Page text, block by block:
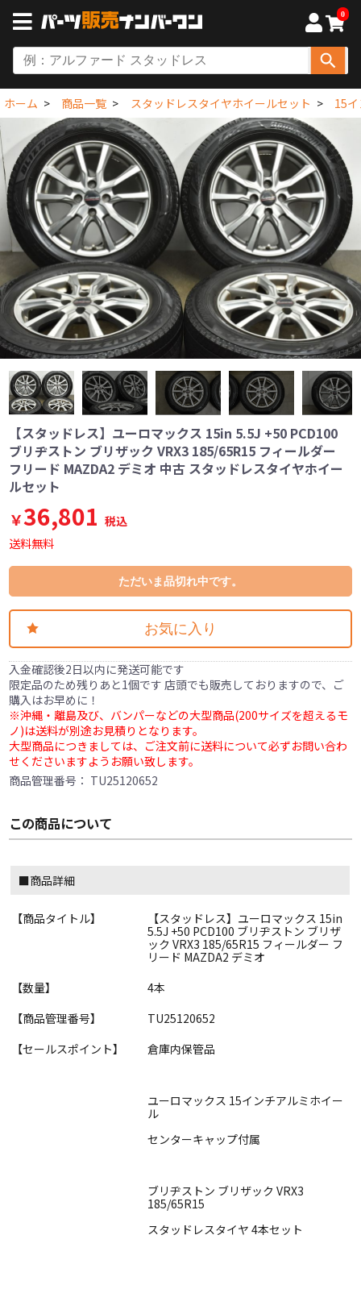
0
ホーム 商品一覧 スタッドレスタイヤホイールセット 15
【スタッドレス】ユーロマックス 15in 5.5J +50 PCD100
ブリヂストン ブリザック VRX3 185/65R15 フィールダー
フリード MAZDA2 デミオ 中古 スタッドレスタイヤホイー
ルセット
￥36,801 税込
送料無料
ただいま品切れ中です。
お気に入り
入金確認後2日以内に発送可能です
限定品のため残りあと1個です 店頭でも販売しておりますので、ご
購入はお早めに！
※沖縄・離島及び、バンパーなどの大型商品(200サイズを超えるモ
ノ)は送料が別途お見積りとなります。
大型商品につきましては、ご注文前に送料について必ずお問い合わ
せくださいますようお願い致します。
商品管理番号： TU25120652
この商品について
■商品詳細
【商品タイトル】
【スタッドレス】ユーロマックス 15in
5.5J +50 PCD100 ブリヂストン ブリザ
ック VRX3 185/65R15 フィールダー フ
リード MAZDA2 デミオ
【数量】
4本
【商品管理番号】
TU25120652
【セールスポイント】
倉庫内保管品
ユーロマックス 15インチアルミホイー
ル
センターキャップ付属
ブリヂストン ブリザック VRX3
185/65R15
スタッドレスタイヤ 4本セット